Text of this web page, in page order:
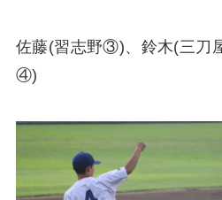
佐藤(習志野③)、鈴木(三刀
④)